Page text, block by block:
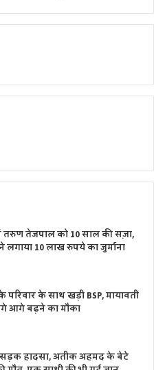
तेजपाल को 10 साल की सज़ा,
लगाया 10 लाख रुपये का जुर्माना
के साथ खड़ी BSP, मायावती
आगे बढ़ने का मौका
हादसा, अतीक अहमद के बेटे